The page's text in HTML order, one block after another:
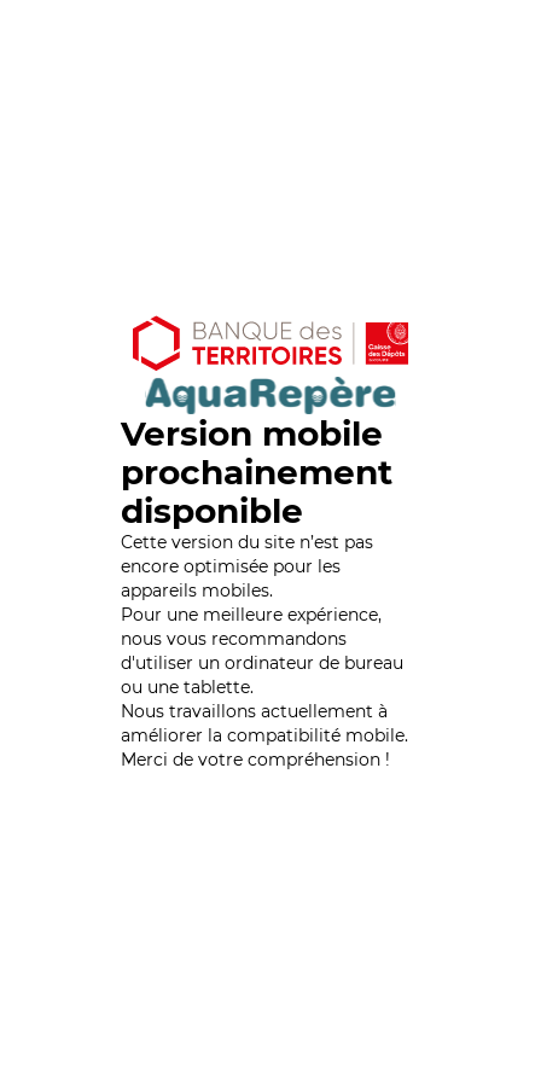
Version mobile
prochainement
disponible
Cette version du site n’est pas
encore optimisée pour les
appareils mobiles.
Pour une meilleure expérience,
nous vous recommandons
d'utiliser un ordinateur de bureau
ou une tablette.
Nous travaillons actuellement à
améliorer la compatibilité mobile.
Merci de votre compréhension !